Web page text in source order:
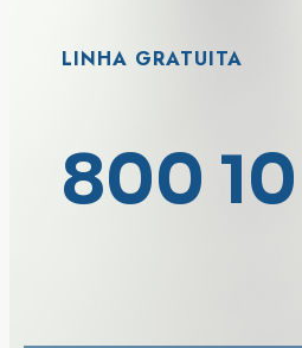
LINHA GRATUITA
800 10